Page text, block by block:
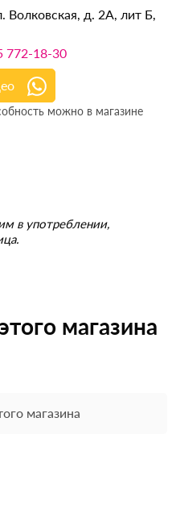
Волковская, д. 2А, лит Б,
772-18-30
можно в магазине
в употреблении,
магазина
магазина